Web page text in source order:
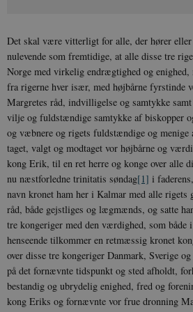
Det skal være vitterligt for alle, der hører eller
nulevende som fremtidige, at alle disse tre
Norge med virkelig endrægtighed og
fra rigerne hver især, med højbårne fyrstinde
Margretes råd, indvilligelse og samtykke
vilje og fuldstændige samtykke af biskopper
og væbnere og rigets fuldstændige og
taget, valgt og modtaget vor højbårne og
kong Erik, til en ret herre og konge over alle
nu næstforledne trinitatis søndag[1] i
navn kronet ham her i Kalmar med alle rigets
råd, både gejstliges og lægmænds, og satte
tre kongeriger med den værdighed, som både
henseende tilkommer en retmæssig kronet
over disse tre kongeriger Danmark, Sverige
på det fornævnte tidspunkt og sted afholdt,
bestandig og ubrydelig enighed, fred og
kong Eriks og fornævnte vor frue dronning